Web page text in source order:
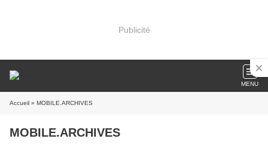
Publicité
MENU
Accueil » MOBILE.ARCHIVES
MOBILE.ARCHIVES